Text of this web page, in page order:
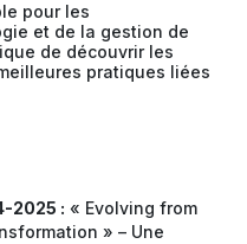
pour les
et de la gestion de
de découvrir les
pratiques liées
2025 : « Evolving from
» – Une